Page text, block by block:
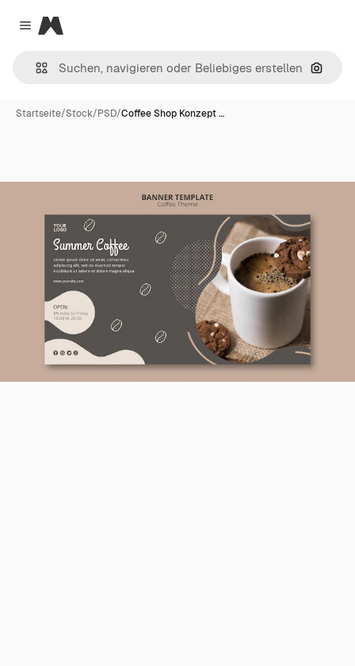
Close menu
Magnific
Nach
Startseite/Stock/PSD/Coffee Shop Konzept …